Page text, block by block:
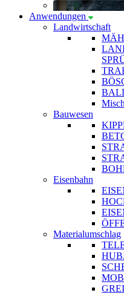
Anwendungen
Landwirtschaft
Bauwesen
Eisenbahn
Materialumschlag